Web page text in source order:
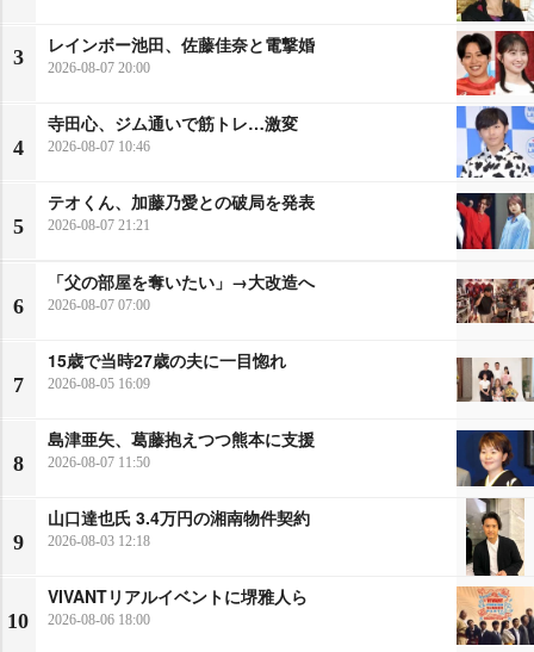
3
レインボー池田、佐藤佳奈と電撃婚
2026-08-07 20:00
4
寺田心、ジム通いで筋トレ…激変
2026-08-07 10:46
5
テオくん、加藤乃愛との破局を発表
2026-08-07 21:21
6
「父の部屋を奪いたい」→大改造へ
2026-08-07 07:00
7
15歳で当時27歳の夫に一目惚れ
2026-08-05 16:09
8
島津亜矢、葛藤抱えつつ熊本に支援
2026-08-07 11:50
9
山口達也氏 3.4万円の湘南物件契約
2026-08-03 12:18
10
VIVANTリアルイベントに堺雅人ら
2026-08-06 18:00